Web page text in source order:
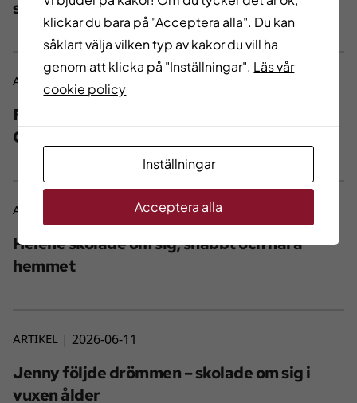
spahotell
ARTIKEL 2026-06-11
Fler larmtekniker behövs i
Göteborgsregionen
ARTIKEL 2026-06-11
Helene skolade om sig, snabbt och nära
hemmet
ARTIKEL 2026-06-11
Jenny följde drömmen – skolade om sig i
vuxen ålder
klickar du bara på "Acceptera alla". Du kan
såklart välja vilken typ av kakor du vill ha
genom att klicka på "Inställningar". Läs vår
cookie policy
Inställningar
Acceptera alla